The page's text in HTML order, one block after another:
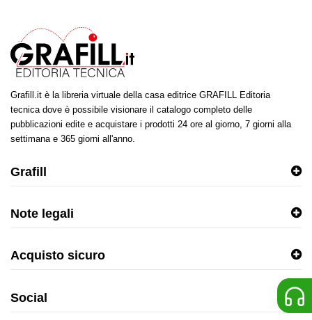
Grafill.it è la libreria virtuale della casa editrice GRAFILL Editoria
tecnica dove è possibile visionare il catalogo completo delle
pubblicazioni edite e acquistare i prodotti 24 ore al giorno, 7 giorni alla
settimana e 365 giorni all'anno.
Grafill
Note legali
Acquisto sicuro
Social